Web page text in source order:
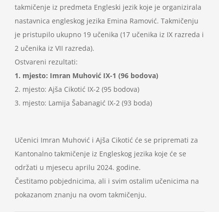
Kontakt
takmičenje iz predmeta Engleski jezik koje je organizirala
nastavnica engleskog jezika Emina Ramović. Takmičenju
je pristupilo ukupno 19 učenika (17 učenika iz IX razreda i
2 učenika iz VII razreda).
Ostvareni rezultati:
1. mjesto: Imran Muhović IX-1 (96 bodova)
2. mjesto: Ajša Cikotić IX-2 (95 bodova)
3. mjesto: Lamija Šabanagić IX-2 (93 boda)
Učenici Imran Muhović i Ajša Cikotić će se pripremati za
Kantonalno takmičenje iz Engleskog jezika koje će se
održati u mjesecu aprilu 2024. godine.
Čestitamo pobjednicima, ali i svim ostalim učenicima na
pokazanom znanju na ovom takmičenju.